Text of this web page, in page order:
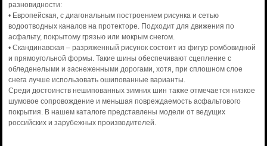
разновидности:
• Европейская, с диагональным построением рисунка и сетью
водоотводных каналов на протекторе. Подходит для движения по
асфальту, покрытому грязью или мокрым снегом.
• Скандинавская – разряженный рисунок состоит из фигур ромбовидной
и прямоугольной формы. Такие шины обеспечивают сцепление с
обледенелыми и заснеженными дорогами, хотя, при сплошном слое
снега лучше использовать ошипованные варианты.
Среди достоинств нешипованных зимних шин также отмечается низкое
шумовое сопровождение и меньшая повреждаемость асфальтового
покрытия. В нашем каталоге представлены модели от ведущих
российских и зарубежных производителей.